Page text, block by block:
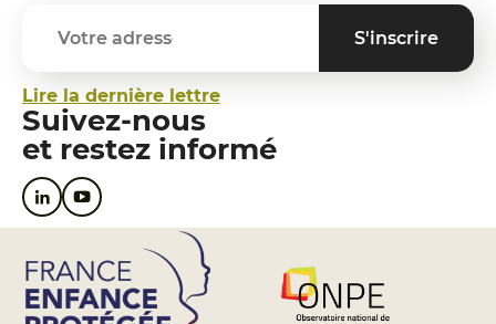
Lire la dernière lettre
Suivez-nous
et restez informé